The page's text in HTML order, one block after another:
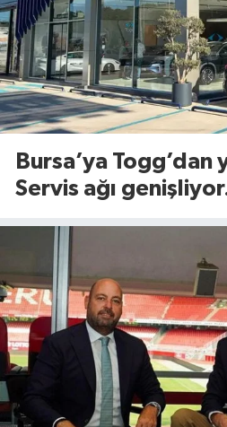
Bursa’ya Togg’dan
Servis ağı